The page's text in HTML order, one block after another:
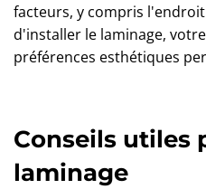
facteurs, y compris
d'installer le laminage,
préférences esthétiques
Conseils utiles
laminage